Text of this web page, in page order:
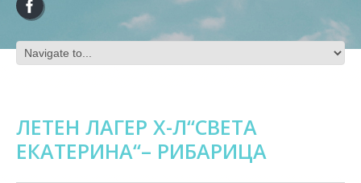
ЛЕТЕН ЛАГЕР Х-Л‘‘СВЕТА
ЕКАТЕРИНА‘‘– РИБАРИЦА